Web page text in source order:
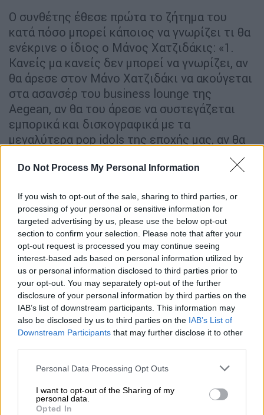
Do Not Process My Personal Information
If you wish to opt-out of the sale, sharing to third parties, or
processing of your personal or sensitive information for
targeted advertising by us, please use the below opt-out
section to confirm your selection. Please note that after your
opt-out request is processed you may continue seeing
interest-based ads based on personal information utilized by
us or personal information disclosed to third parties prior to
your opt-out. You may separately opt-out of the further
disclosure of your personal information by third parties on the
IAB’s list of downstream participants. This information may
also be disclosed by us to third parties on the IAB’s List of
Downstream Participants that may further disclose it to other
Please note that this website/app uses one or more Google
not limited to your visit or usage behaviour. You may click to
grant or deny consent to Google and its third-party tags to
Personal Data Processing Opt Outs
I want to opt-out of the Sharing of my
personal data.
Opted In
Ο συνθέτης έθεσε πρώτα το ζήτημα του
κατά πόσο μπορεί κάποιος να γνωρίζει τι θα
ενέκρινε ο ίδιος ο Μάνος Χατζιδάκις: «1.
Κανείς μα κανείς δεν μπορεί να γνωρίζει, αν
θα άρεσε στον Μάνο Χατζιδάκι να ακούγεται
στα ασανσέρ του business lounge της
Aegean, αν θα του άρεσε να συστεγάζεται
εμπορικά και δισκογραφικά με τα
μεγαλύτερα pop idols της εποχής μας, αν θα
Ολυμπιακών του 2004, αν θα ήταν επιλογή
στο Ηρώδειο, αν θα ήθελε να παίζεται η
μουσική του σε διαφημίσεις για ψωμιά ή
τηλέφωνα. Κανείς. Ούτε εσύ, ούτε εγώ, ούτε
διάφοροι καλλιτέχνες που επειδή τους
συμπαθεί ο Γιώργος Χατζιδάκις, πιστεύουν
πως τους εμφυσήθηκε το ήθος και το
πνεύμα του Χατζιδάκι και νομιμοποιούνται
να μιλούν ως συνεχιστές του (θου).
Προσωπικά απολαμβάνω όλες τις παραπάνω
χρήσεις της μουσικής του γιατί κάνουν τη
ζωή μας ομορφότερη, απλώνουν τη
Συνομωσία του έργου και της ουσίας του και
μεταφέρουν στη δύσκολη μας
καθημερινότητα κομμάτια υψηλής τέχνης.